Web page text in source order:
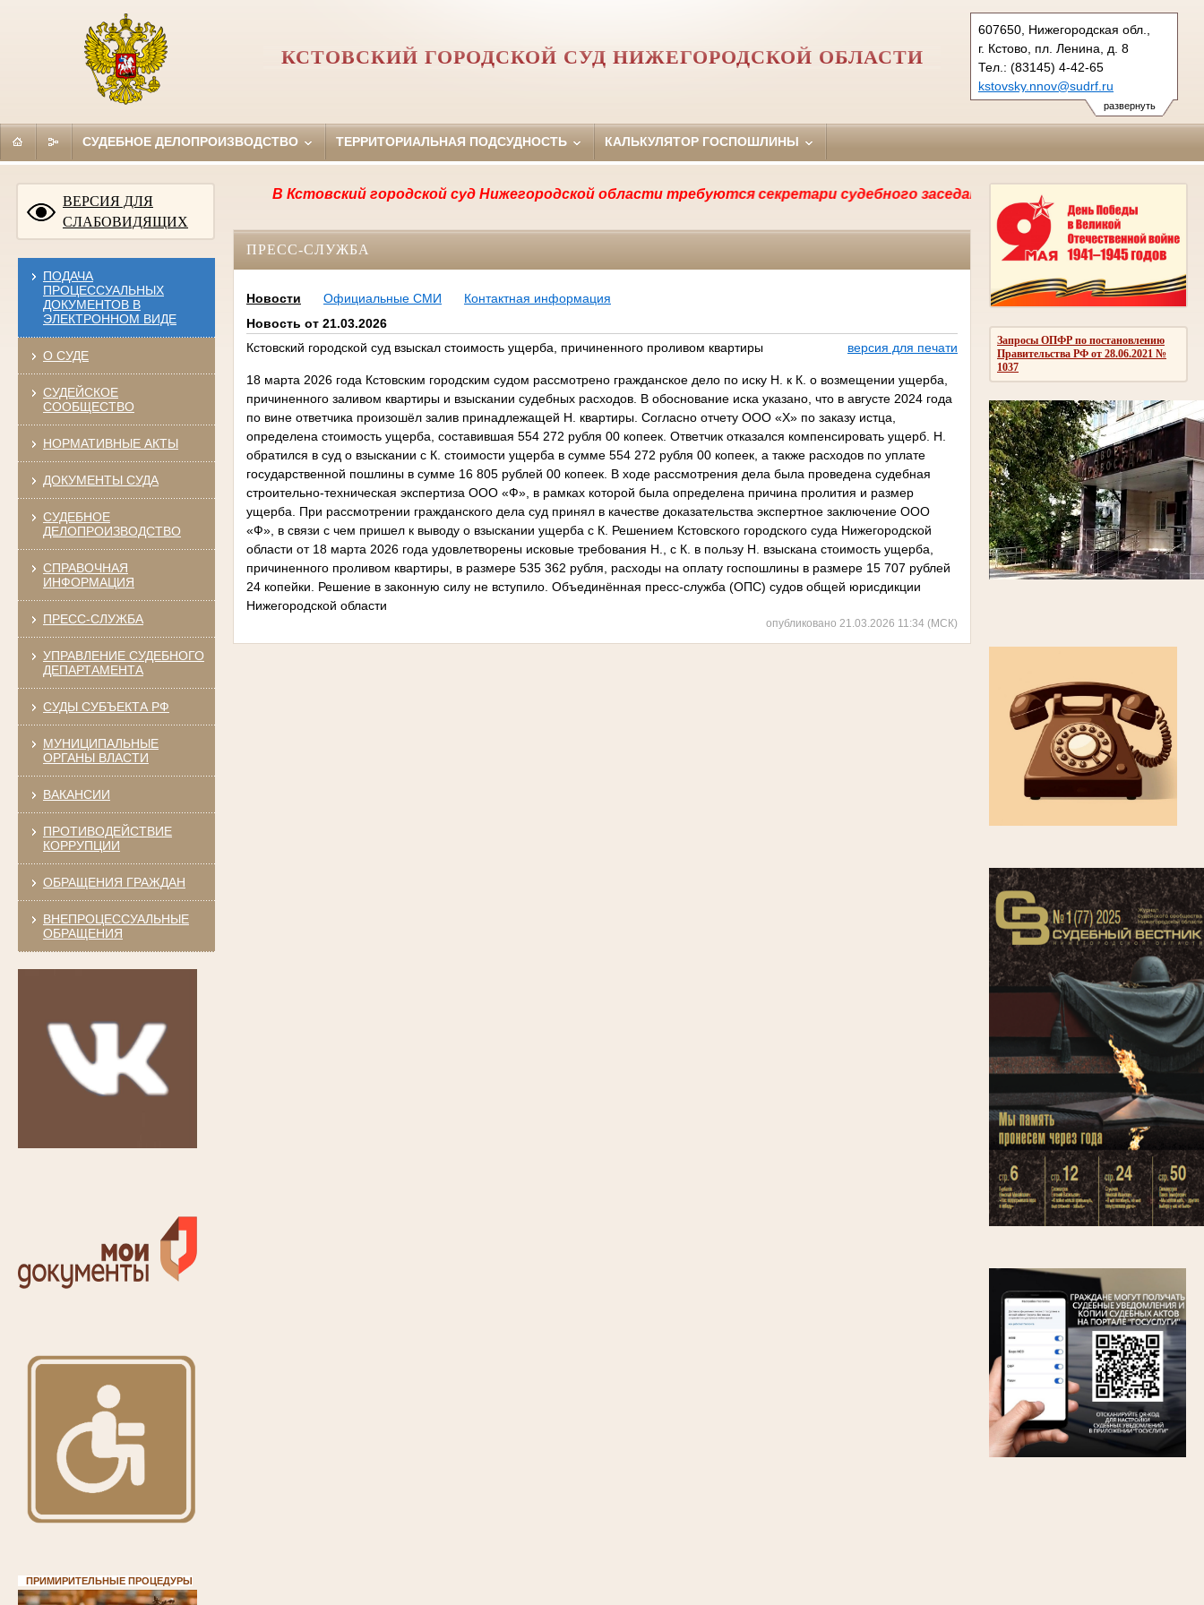
развернуть
607650, Нижегородская обл.,
г. Кстово, пл. Ленина, д. 8
Тел.: (83145) 4-42-65
kstovsky.nnov@sudrf.ru
КСТОВСКИЙ ГОРОДСКОЙ СУД НИЖЕГОРОДСКОЙ ОБЛАСТИ
СУДЕБНОЕ ДЕЛОПРОИЗВОДСТВО ТЕРРИТОРИАЛЬНАЯ ПОДСУДНОСТЬ КАЛЬКУЛЯТОР ГОСПОШЛИНЫ
ВЕРСИЯ ДЛЯ
СЛАБОВИДЯЩИХ
ПОДАЧА
ПРОЦЕССУАЛЬНЫХ
ДОКУМЕНТОВ В
ЭЛЕКТРОННОМ ВИДЕ
О СУДЕ
СУДЕЙСКОЕ
СООБЩЕСТВО
НОРМАТИВНЫЕ АКТЫ
ДОКУМЕНТЫ СУДА
СУДЕБНОЕ
ДЕЛОПРОИЗВОДСТВО
СПРАВОЧНАЯ
ИНФОРМАЦИЯ
ПРЕСС-СЛУЖБА
УПРАВЛЕНИЕ СУДЕБНОГО
ДЕПАРТАМЕНТА
СУДЫ СУБЪЕКТА РФ
МУНИЦИПАЛЬНЫЕ
ОРГАНЫ ВЛАСТИ
ВАКАНСИИ
ПРОТИВОДЕЙСТВИЕ
КОРРУПЦИИ
ОБРАЩЕНИЯ ГРАЖДАН
ВНЕПРОЦЕССУАЛЬНЫЕ
ОБРАЩЕНИЯ
ПРИМИРИТЕЛЬНЫЕ ПРОЦЕДУРЫ
Запросы ОПФР по постановлению
Правительства РФ от 28.06.2021 №
1037
В Кстовский городской суд Нижегородской области требуются секретари судебного заседания, подробная информация по
ПРЕСС-СЛУЖБА
Новости Официальные СМИ
Контактная информация
Новость от 21.03.2026
Кстовский городской суд взыскал стоимость ущерба, причиненного проливом квартиры
версия для печати
18 марта 2026 года Кстовским городским судом рассмотрено гражданское дело по иску Н. к К. о возмещении ущерба,
причиненного заливом квартиры и взыскании судебных расходов. В обоснование иска указано, что в августе 2024 года
по вине ответчика произошёл залив принадлежащей Н. квартиры. Согласно отчету ООО «Х» по заказу истца,
определена стоимость ущерба, составившая 554 272 рубля 00 копеек. Ответчик отказался компенсировать ущерб. Н.
обратился в суд о взыскании с К. стоимости ущерба в сумме 554 272 рубля 00 копеек, а также расходов по уплате
государственной пошлины в сумме 16 805 рублей 00 копеек. В ходе рассмотрения дела была проведена судебная
строительно-техническая экспертиза ООО «Ф», в рамках которой была определена причина пролития и размер
ущерба. При рассмотрении гражданского дела суд принял в качестве доказательства экспертное заключение ООО
«Ф», в связи с чем пришел к выводу о взыскании ущерба с К. Решением Кстовского городского суда Нижегородской
области от 18 марта 2026 года удовлетворены исковые требования Н., с К. в пользу Н. взыскана стоимость ущерба,
причиненного проливом квартиры, в размере 535 362 рубля, расходы на оплату госпошлины в размере 15 707 рублей
24 копейки. Решение в законную силу не вступило. Объединённая пресс-служба (ОПС) судов общей юрисдикции
Нижегородской области
опубликовано 21.03.2026 11:34 (МСК)